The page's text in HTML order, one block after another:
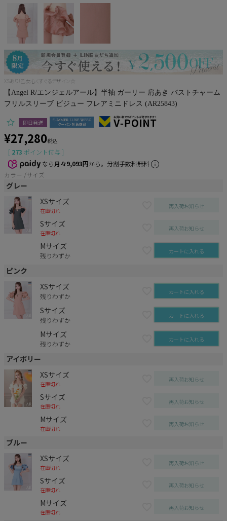
Rechercher
Pleaser
XSあり!乙女心くすぐるデザイン☆
【Angel R/エンジェルアール】半袖 ガーリー 肩あき バストチャーム
フリルスリーブ ビジュー フレアミニドレス (AR25843)
即日発送
¥27,280税込
[ 273 ポイント付与 ]
なら月々9,093円から。分割手数料無料
カラー
サイズ
グレー
XSサイズ
在庫切れ
再入荷お知らせ
Sサイズ
在庫切れ
再入荷お知らせ
Mサイズ
残りわずか カートに入れる
ピンク
XSサイズ
残りわずか カートに入れる
Sサイズ
残りわずか カートに入れる
Mサイズ
残りわずか カートに入れる
アイボリー
XSサイズ
在庫切れ
再入荷お知らせ
Sサイズ
在庫切れ
再入荷お知らせ
Mサイズ
在庫切れ
再入荷お知らせ
ブルー
XSサイズ
在庫切れ
再入荷お知らせ
Sサイズ
在庫切れ
再入荷お知らせ
Mサイズ
在庫切れ
再入荷お知らせ